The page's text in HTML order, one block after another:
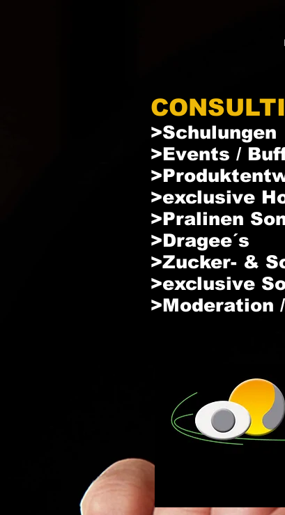
>Events /
>exclusive
>Pralinen
>Dragee´s
>Zucker- &
>exclusive
>Moderation